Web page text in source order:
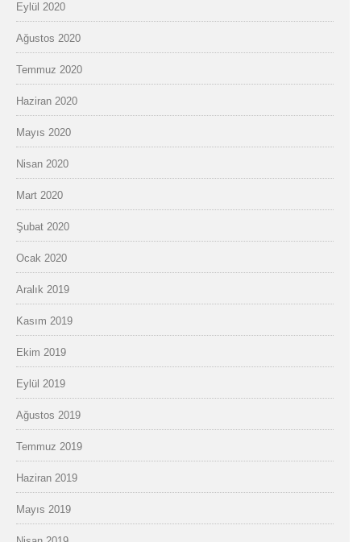
Eylül 2020
Ağustos 2020
Temmuz 2020
Haziran 2020
Mayıs 2020
Nisan 2020
Mart 2020
Şubat 2020
Ocak 2020
Aralık 2019
Kasım 2019
Ekim 2019
Eylül 2019
Ağustos 2019
Temmuz 2019
Haziran 2019
Mayıs 2019